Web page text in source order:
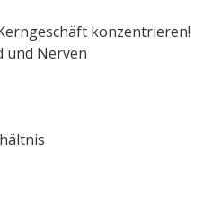
konzentrieren!
und Nerven